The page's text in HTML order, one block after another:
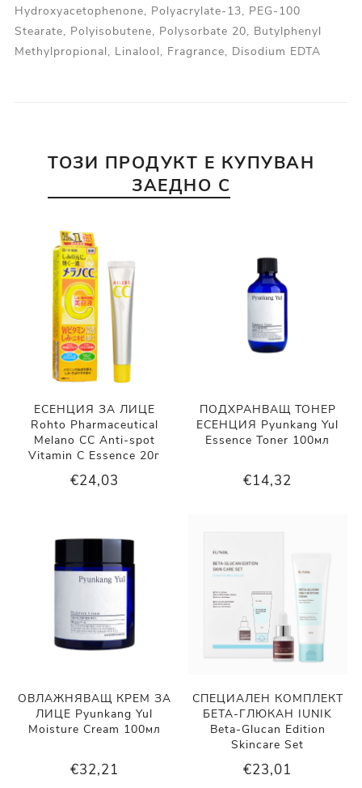
Hydroxyacetophenone, Polyacrylate-13, PEG-100
Stearate, Polyisobutene, Polysorbate 20, Butylphenyl
Methylpropional, Linalool, Fragrance, Disodium EDTA
ТОЗИ ПРОДУКТ Е КУПУВАН
ЗАЕДНО С
ЕСЕНЦИЯ ЗА ЛИЦЕ
Rohto Pharmaceutical
Melano CC Anti-spot
Vitamin C Essence 20г
€24,03
ПОДХРАНВАЩ ТОНЕР
ЕСЕНЦИЯ Pyunkang Yul
Essence Toner 100мл
€14,32
ОВЛАЖНЯВАЩ КРЕМ ЗА
ЛИЦЕ Pyunkang Yul
Moisture Cream 100мл
€32,21
СПЕЦИАЛЕН КОМПЛЕКТ
БЕТА-ГЛЮКАН IUNIK
Beta-Glucan Edition
Skincare Set
€23,01